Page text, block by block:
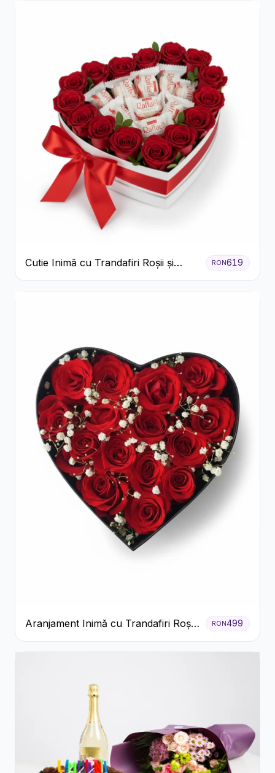
Cutie Inimă cu Trandafiri Roșii și
Bomboane Raffaello
RON619
Aranjament Inimă cu Trandafiri Roșii
și Floarea Miresei
RON499